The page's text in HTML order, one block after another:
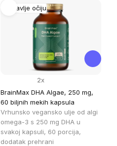
Zdravlje očiju
BrainMax DHA Algae, 250 mg,
60 biljnih mekih kapsula
Vrhunsko vegansko ulje od algi
omega-3 s 250 mg DHA u
svakoj kapsuli, 60 porcija,
dodatak prehrani
2x